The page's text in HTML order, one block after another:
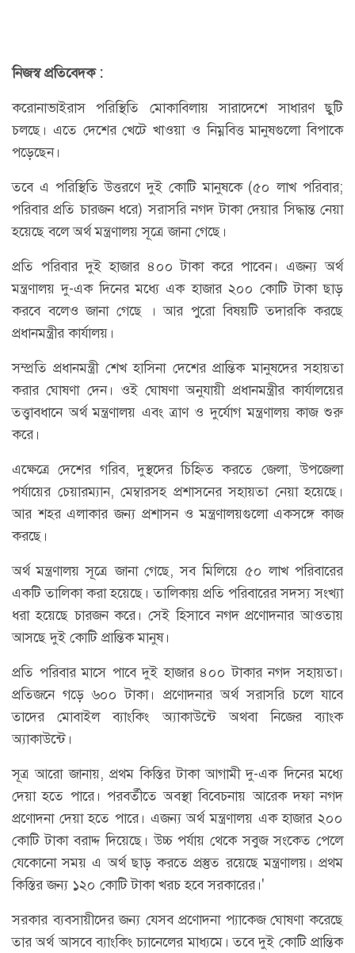
নিজস্ব প্রতিবেদক :
করোনাভাইরাস পরিস্থিতি মোকাবিলায় সারাদেশে সাধারণ ছুটি
চলছে। এতে দেশের খেটে খাওয়া ও নিম্নবিত্ত মানুষগুলো বিপাকে
পড়েছেন।
তবে এ পরিস্থিতি উত্তরণে দুই কোটি মানুষকে (৫০ লাখ পরিবার;
পরিবার প্রতি চারজন ধরে) সরাসরি নগদ টাকা দেয়ার সিদ্ধান্ত নেয়া
হয়েছে বলে অর্থ মন্ত্রণালয় সূত্রে জানা গেছে।
প্রতি পরিবার দুই হাজার ৪০০ টাকা করে পাবেন। এজন্য অর্থ
মন্ত্রণালয় দু-এক দিনের মধ্যে এক হাজার ২০০ কোটি টাকা ছাড়
করবে বলেও জানা গেছে । আর পুরো বিষয়টি তদারকি করছে
প্রধানমন্ত্রীর কার্যালয়।
সম্প্রতি প্রধানমন্ত্রী শেখ হাসিনা দেশের প্রান্তিক মানুষদের সহায়তা
করার ঘোষণা দেন। ওই ঘোষণা অনুযায়ী প্রধানমন্ত্রীর কার্যালয়ের
তত্ত্বাবধানে অর্থ মন্ত্রণালয় এবং ত্রাণ ও দুর্যোগ মন্ত্রণালয় কাজ শুরু
করে।
এক্ষেত্রে দেশের গরিব, দুস্থদের চিহ্নিত করতে জেলা, উপজেলা
পর্যায়ের চেয়ারম্যান, মেম্বারসহ প্রশাসনের সহায়তা নেয়া হয়েছে।
আর শহর এলাকার জন্য প্রশাসন ও মন্ত্রণালয়গুলো একসঙ্গে কাজ
করছে।
অর্থ মন্ত্রণালয় সূত্রে জানা গেছে, সব মিলিয়ে ৫০ লাখ পরিবারের
একটি তালিকা করা হয়েছে। তালিকায় প্রতি পরিবারের সদস্য সংখ্যা
ধরা হয়েছে চারজন করে। সেই হিসাবে নগদ প্রণোদনার আওতায়
আসছে দুই কোটি প্রান্তিক মানুষ।
প্রতি পরিবার মাসে পাবে দুই হাজার ৪০০ টাকার নগদ সহায়তা।
প্রতিজনে গড়ে ৬০০ টাকা। প্রণোদনার অর্থ সরাসরি চলে যাবে
তাদের মোবাইল ব্যাংকিং অ্যাকাউন্টে অথবা নিজের ব্যাংক
অ্যাকাউন্টে।
সূত্র আরো জানায়, প্রথম কিস্তির টাকা আগামী দু-এক দিনের মধ্যে
দেয়া হতে পারে। পরবর্তীতে অবস্থা বিবেচনায় আরেক দফা নগদ
প্রণোদনা দেয়া হতে পারে। এজন্য অর্থ মন্ত্রণালয় এক হাজার ২০০
কোটি টাকা বরাদ্দ দিয়েছে। উচ্চ পর্যায় থেকে সবুজ সংকেত পেলে
যেকোনো সময় এ অর্থ ছাড় করতে প্রস্তুত রয়েছে মন্ত্রণালয়। প্রথম
কিস্তির জন্য ১২০ কোটি টাকা খরচ হবে সরকারের।'
সরকার ব্যবসায়ীদের জন্য যেসব প্রণোদনা প্যাকেজ ঘোষণা করেছে
তার অর্থ আসবে ব্যাংকিং চ্যানেলের মাধ্যমে। তবে দুই কোটি প্রান্তিক